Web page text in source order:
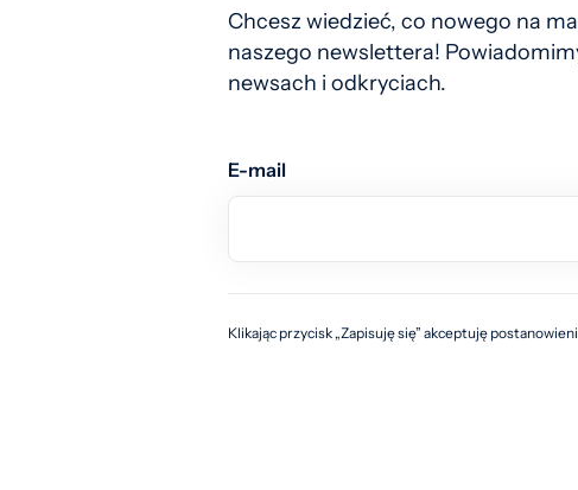
Chcesz wiedzieć, co nowego na
naszego newslettera!
newsach i odkryciach.
E-mail
Klikając przycisk „Zapisuję się” akceptuję